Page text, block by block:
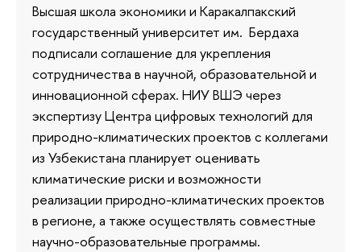
Высшая школа экономики и Каракалпакский
государственный университет им. Бердаха
подписали соглашение для укрепления
сотрудничества в научной, образовательной и
инновационной сферах. НИУ ВШЭ через
экспертизу Центра цифровых технологий для
природно-климатических проектов с коллегами
из Узбекистана планирует оценивать
климатические риски и возможности
реализации природно-климатических проектов
в регионе, а также осуществлять совместные
научно-образовательные программы.